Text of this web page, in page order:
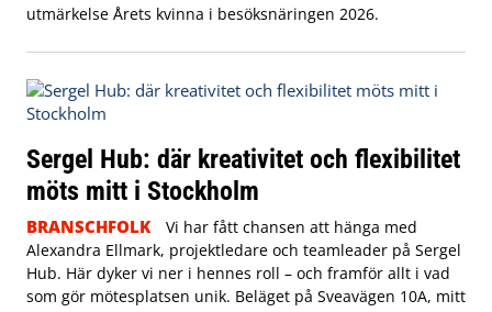
utmärkelse Årets kvinna i besöksnäringen 2026.
Sergel Hub: där kreativitet och flexibilitet
möts mitt i Stockholm
BRANSCHFOLK
Vi har fått chansen att hänga med
Alexandra Ellmark, projektledare och teamleader på Sergel
Hub. Här dyker vi ner i hennes roll – och framför allt i vad
som gör mötesplatsen unik. Beläget på Sveavägen 10A, mitt